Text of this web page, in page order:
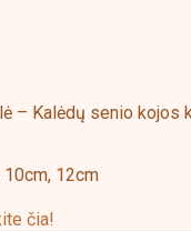
čia!
– Kalėdų senio kojos
10cm, 12cm